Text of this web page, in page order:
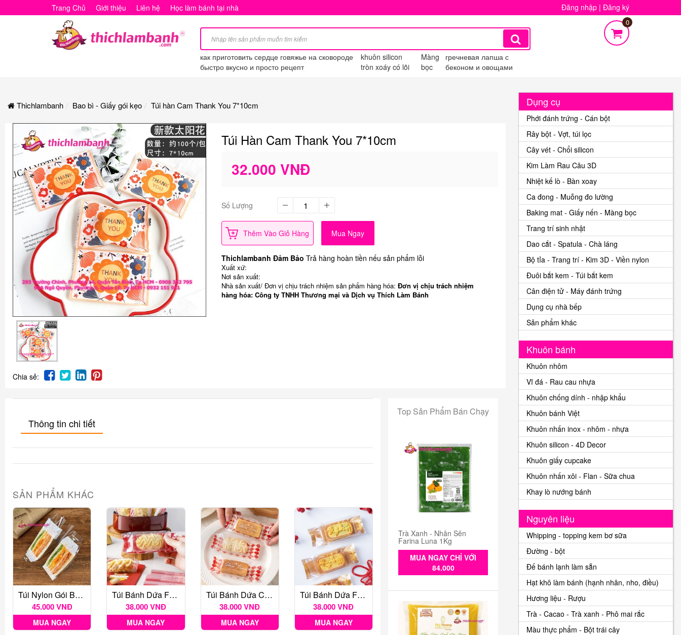
Túi
7*10cm
Trang Chủ Giới thiệu Liên hệ Học làm bánh tại nhà Đăng nhập | Đăng ký
как приготовить сердце говяжье на сковороде
быстро вкусно и просто рецепт
khuôn silicon
tròn xoáy có lõi
Màng
bọc
гречневая лапша с
беконом и овощами
0
Thichlambanh Bao bì - Giấy gói kẹo Túi hàn Cam Thank You 7*10cm
Chia sẻ:
Túi Hàn Cam Thank You 7*10cm
32.000 VNĐ
Số Lượng
Thêm Vào Giỏ Hàng Mua Ngay
Thichlambanh Đảm Bảo Trả hàng hoàn tiền nếu sản phẩm lỗi
Xuất xứ:
Nơi sản xuất:
Nhà sản xuất/ Đơn vị chịu trách nhiệm sản phẩm hàng hóa: Đơn vị chịu trách nhiệm
hàng hóa: Công ty TNHH Thương mại và Dịch vụ Thích Làm Bánh
Thông tin chi tiết
SẢN PHẨM KHÁC
Túi Nylon Gói Bánh Sandwich 100c
45.000 VNĐ
MUA NGAY
Túi Bánh Dứa Festival Đỏ 50c
38.000 VNĐ
MUA NGAY
Túi Bánh Dứa Caro Đỏ 100c
38.000 VNĐ
MUA NGAY
Túi Bánh Dứa Festival Đồng 50c
38.000 VNĐ
MUA NGAY
Top Sản Phẩm Bán Chạy
Trà Xanh - Nhân Sên
Farina Luna 1Kg
MUA NGAY CHỈ VỚI
84.000
Dụng cụ
Phới đánh trứng - Cán bột
Rây bột - Vợt, túi lọc
Cây vét - Chổi silicon
Kim Làm Rau Câu 3D
Nhiệt kế lò - Bàn xoay
Ca đong - Muỗng đo lường
Baking mat - Giấy nến - Màng bọc
Trang trí sinh nhật
Dao cắt - Spatula - Chà láng
Bộ tỉa - Trang trí - Kim 3D - Viền nylon
Đuôi bắt kem - Túi bắt kem
Cân điện tử - Máy đánh trứng
Dụng cụ nhà bếp
Sản phẩm khác
Khuôn bánh
Khuôn nhôm
Vĩ đá - Rau cau nhựa
Khuôn chống dính - nhập khẩu
Khuôn bánh Việt
Khuôn nhấn inox - nhôm - nhựa
Khuôn silicon - 4D Decor
Khuôn giấy cupcake
Khuôn nhấn xôi - Flan - Sữa chua
Khay lò nướng bánh
Nguyên liệu
Whipping - topping kem bơ sữa
Đường - bột
Đế bánh lạnh làm sẵn
Hạt khô làm bánh (hạnh nhân, nho, điều)
Hương liệu - Rượu
Trà - Cacao - Trà xanh - Phô mai rắc
Màu thực phẩm - Bột trái cây